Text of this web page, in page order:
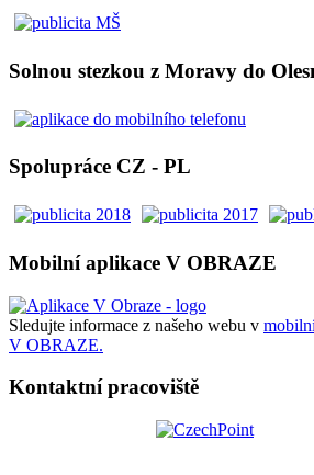
Solnou stezkou z Moravy do
Spolupráce CZ - PL
Mobilní aplikace V OBRAZE
Sledujte informace z našeho webu v
V OBRAZE.
Kontaktní pracoviště